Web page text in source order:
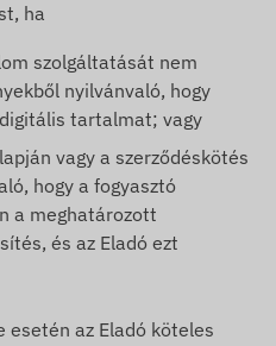
ha
szolgáltatását nem
nyilvánvaló, hogy
tartalmat; vagy
vagy a szerződéskötés
hogy a fogyasztó
a meghatározott
és az Eladó ezt
esetén az Eladó köteles